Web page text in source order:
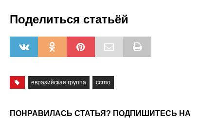
Поделиться статьёй
евразийская группа ссгпо
ПОНРАВИЛАСЬ СТАТЬЯ? ПОДПИШИТЕСЬ НА